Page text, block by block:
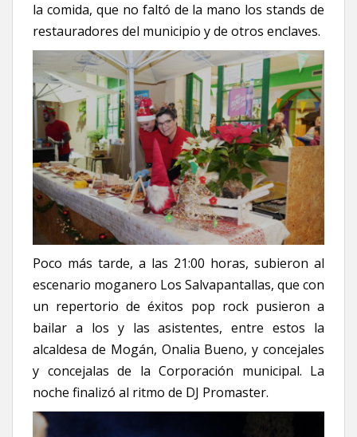
la comida, que no faltó de la mano los stands de
restauradores del municipio y de otros enclaves.
Poco más tarde, a las 21:00 horas, subieron al
escenario moganero Los Salvapantallas, que con
un repertorio de éxitos pop rock pusieron a
bailar a los y las asistentes, entre estos la
alcaldesa de Mogán, Onalia Bueno, y concejales
y concejalas de la Corporación municipal. La
noche finalizó al ritmo de DJ Promaster.